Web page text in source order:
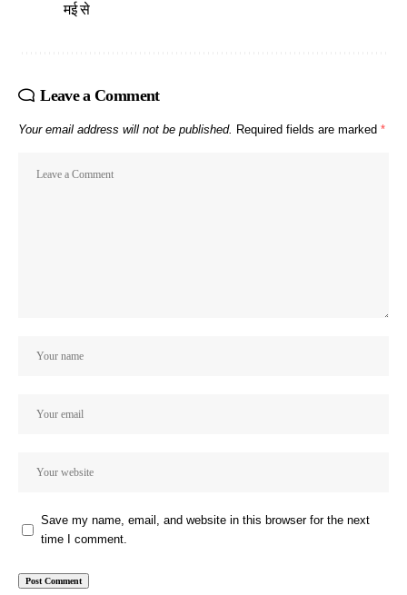
मई से
Leave a Comment
Your email address will not be published. Required fields are marked *
Save my name, email, and website in this browser for the next
time I comment.